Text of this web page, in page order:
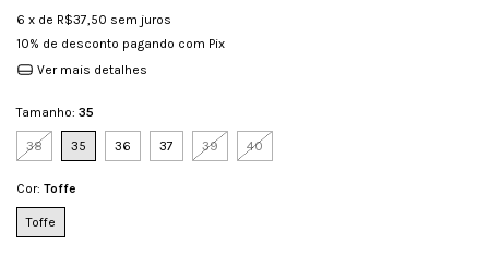
6 x de R$37,50 sem juros
10% de desconto pagando com Pix
Ver mais detalhes
Tamanho: 35
38 35 36 37 39 40
Cor: Toffe
Toffe